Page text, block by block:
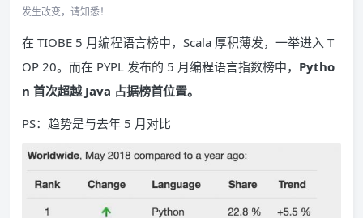
发生改变，请知悉！
在 TIOBE 5 月编程语言榜中，Scala 厚积薄发，一举进入 T
OP 20。而在 PYPL 发布的 5 月编程语言指数榜中， Pytho
n 首次超越 Java 占据榜首位置。
PS：趋势是与去年 5 月对比